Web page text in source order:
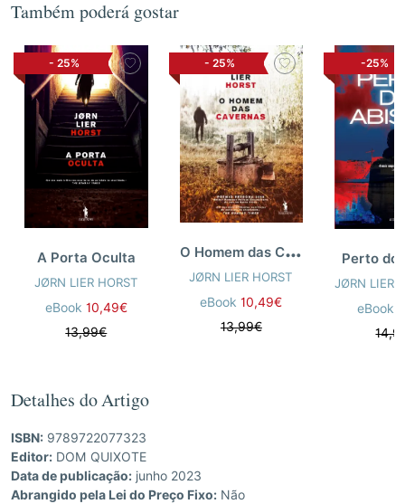
Também poderá gostar
- 25%
A Porta Oculta
JØRN LIER HORST
eBook 10,49€
13,99€
- 25%
O
Homem das Cavernas
JØRN LIER HORST
eBook10,49€
13,99€
-25%
Perto do
JØRN LIER
eBook
Detalhes do Artigo
ISBN: 9789722077323
Editor: DOM QUIXOTE
Data de publicação: junho 2023
Abrangido pela Lei do Preço Fixo: Não